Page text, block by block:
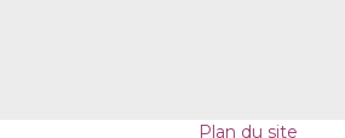
Plan du site